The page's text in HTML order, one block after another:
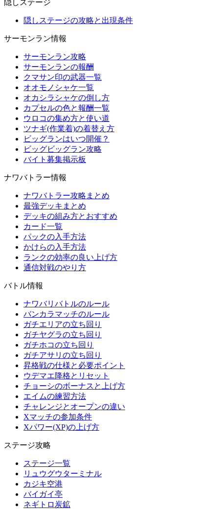
隠しステージ
隠しステージの攻略と出現条件
サーモンラン情報
サーモンラン攻略
サーモンランの報酬
クマサン印の武器一覧
オオモノシャケ一覧
オカシラシャケの倒し方
カプセルの色と報酬一覧
ウロコの集め方と使い道
ツナギ(作業着)の着替え方
ビッグランはいつ開催？
ビッグビッグラン攻略
バイト募集掲示板
ナワバトラー情報
ナワバトラー攻略まとめ
最強デッキまとめ
デッキの組み方とおすすめ
カード一覧
パックの入手方法
かけらの入手方法
ランクの効率の良い上げ方
通信対戦のやり方
バトル情報
ナワバリバトルのルール
バンカラマッチのルール
ガチエリアの立ち回り
ガチヤグラの立ち回り
ガチホコの立ち回り
ガチアサリの立ち回り
昇格戦の仕様と必要ポイント
ウデマエ降格とリセット
チョーシのボーナスと上げ方
エイムの練習方法
チャレンジとオープンの違い
Xマッチの参加条件
Xパワー(XP)の上げ方
ステージ攻略
ステージ一覧
リュウグウターミナル
カジキ空港
バイガイ亭
ネギトロ炭鉱